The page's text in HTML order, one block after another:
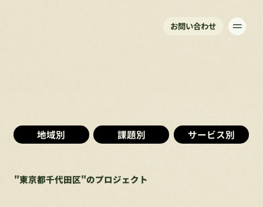
お問い合わせ
地域別 課題別 サービス別
"東京都千代田区"のプロジェクト